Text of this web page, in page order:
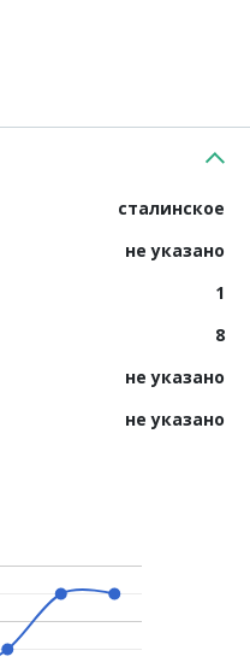
сталинское
не указано
1
8
не указано
не указано